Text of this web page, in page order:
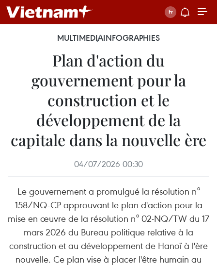
MULTIMEDIAINFOGRAPHIES
Plan d'action du
gouvernement pour la
construction et le
développement de la
capitale dans la nouvelle ère
04/07/2026 00:30
Le gouvernement a promulgué la résolution n°
158/NQ-CP approuvant le plan d'action pour la
mise en œuvre de la résolution n° 02-NQ/TW du 17
mars 2026 du Bureau politique relative à la
construction et au développement de Hanoï à l'ère
nouvelle. Ce plan vise à placer l'être humain au